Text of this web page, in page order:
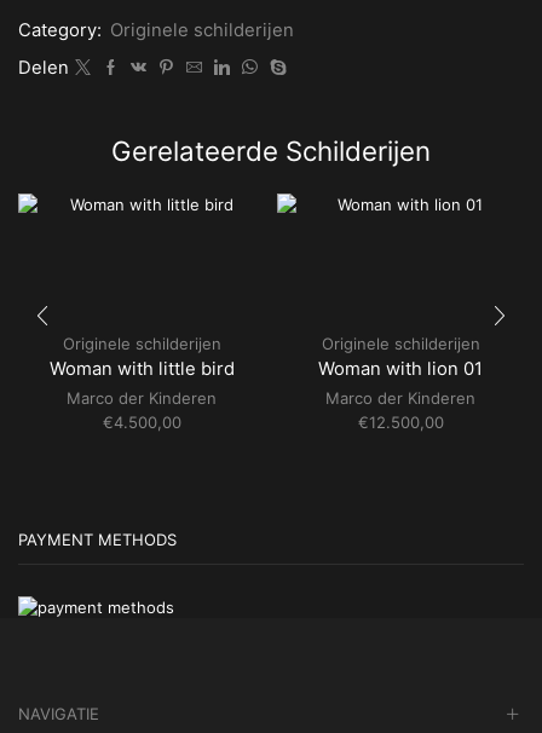
aantal
Category: Originele schilderijen
Delen
Gerelateerde Schilderijen
Originele schilderijen
Woman with little bird
Marco der Kinderen
€4.500,00
Originele schilderijen
Woman with lion 01
Marco der Kinderen
€12.500,00
PAYMENT METHODS
NAVIGATIE